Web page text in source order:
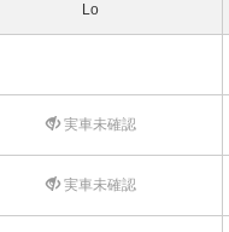
Lo
実車未確認
実車未確認